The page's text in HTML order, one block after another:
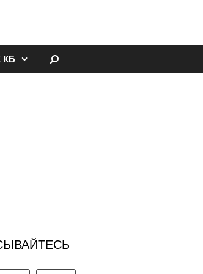
КБ